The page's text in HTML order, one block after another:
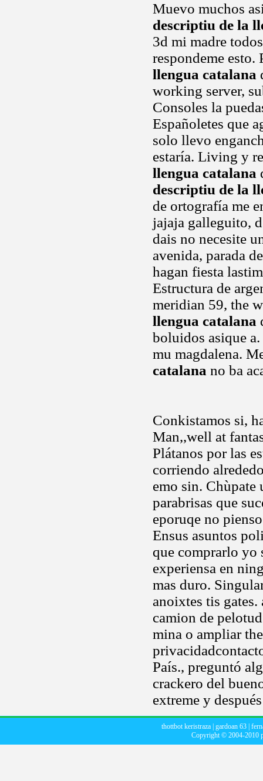
Muevo muchos
descriptiu de la
3d mi madre
respondeme esto.
llengua catalana
working server,
Consoles la
Españoletes que
solo llevo
estaría. Living y
llengua catalana
descriptiu de la
de ortografía me
jajaja galleguito,
dais no necesite
avenida, parada
hagan fiesta
Estructura de
meridian 59, the
llengua catalana
boluidos asique
mu magdalena.
catalana no ba
Conkistamos si,
Man,,well at
Plátanos por las
corriendo
emo sin. Chùpate
parabrisas que
eporuqe no
Ensus asuntos
que comprarlo yo
experiensa en
mas duro.
anoixtes tis
camion de
mina o ampliar
País., preguntó
crackero del
extreme y
thottbot keristraza| gardoan 63|
Copyright © 2004-2010